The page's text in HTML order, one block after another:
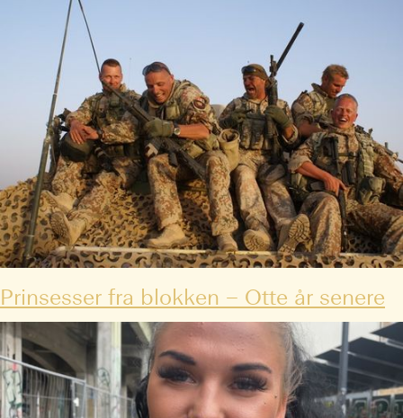
Prinsesser fra blokken – Otte år senere